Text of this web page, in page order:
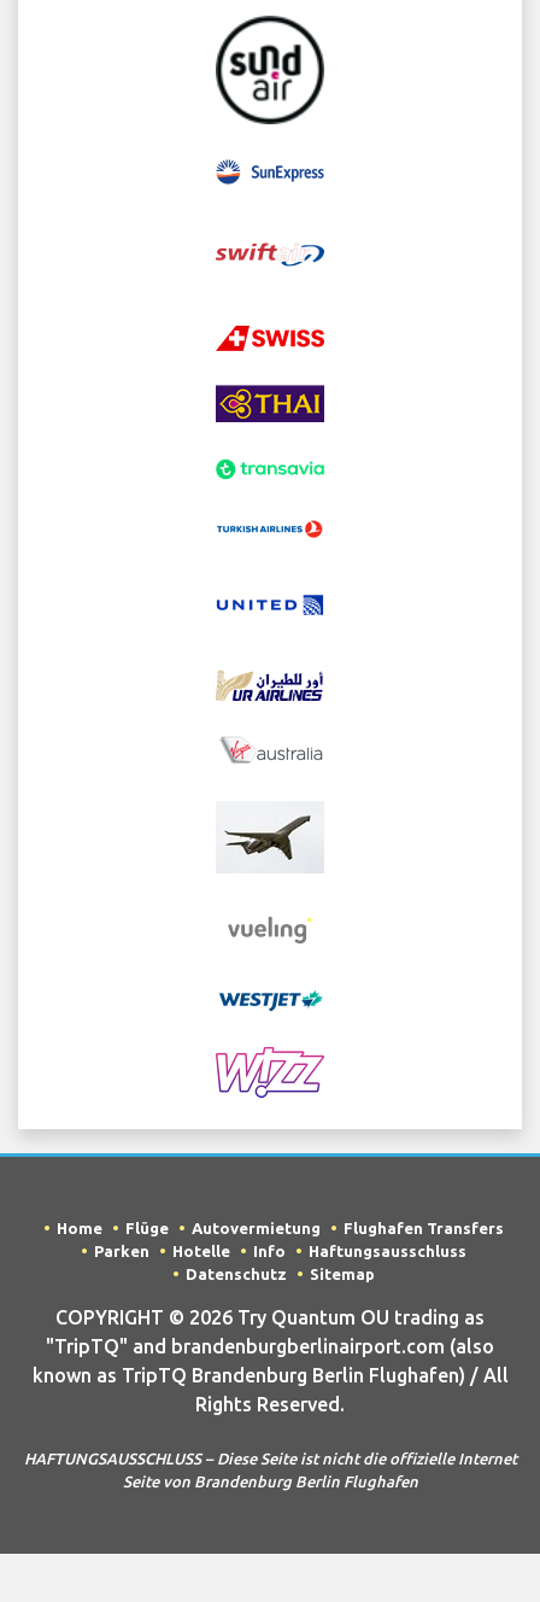
Home Flüge Autovermietung
Flughafen Transfers
Parken
Hotelle Info
Haftungsausschluss
Datenschutz
Sitemap
COPYRIGHT © 2026 Try Quantum OU trading as
"TripTQ" and brandenburgberlinairport.com (also
known as TripTQ Brandenburg Berlin Flughafen) / All
Rights Reserved.
HAFTUNGSAUSSCHLUSS – Diese Seite ist nicht die offizielle Internet
Seite von Brandenburg Berlin Flughafen